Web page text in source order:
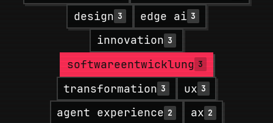
design 3 edge ai 3
innovation 3
softwareentwicklung 3
transformation 3 ux 3
agent experience 2 ax 2